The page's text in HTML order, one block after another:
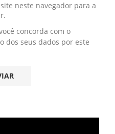
neste navegador para a
concorda com o
dos seus dados por este